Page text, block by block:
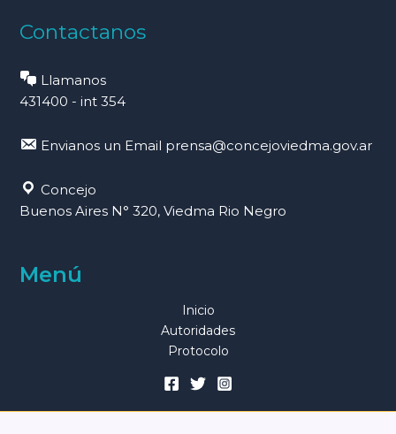
Contactanos
Llamanos
431400 - int 354
Envianos un Email prensa@concejoviedma.gov.ar
Concejo
Buenos Aires N° 320, Viedma Rio Negro
Menú
Inicio
Autoridades
Protocolo